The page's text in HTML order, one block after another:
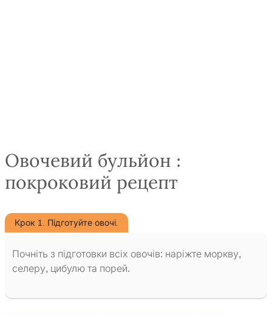
Овочевий бульйон :
покроковий рецепт
Крок 1. Підготуйте овочі.
Почніть з підготовки всіх овочів: наріжте моркву,
селеру, цибулю та порей.